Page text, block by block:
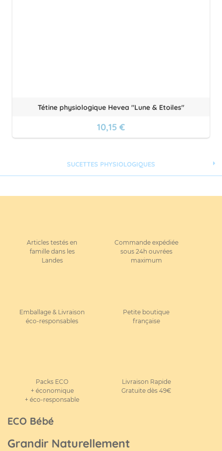
SUCETTES PHYSIOLOGIQUES
Tétine physiologique Hevea "Lune & Etoiles"
10,15 €
Articles testés en
famille dans les
Landes
Commande expédiée
sous 24h ouvrées
maximum
Emballage & Livraison
éco-responsables
Petite boutique
française
Packs ECO
+ économique
+ éco-responsable
Livraison Rapide
Gratuite dès 49€
ECO Bébé
Grandir Naturellement